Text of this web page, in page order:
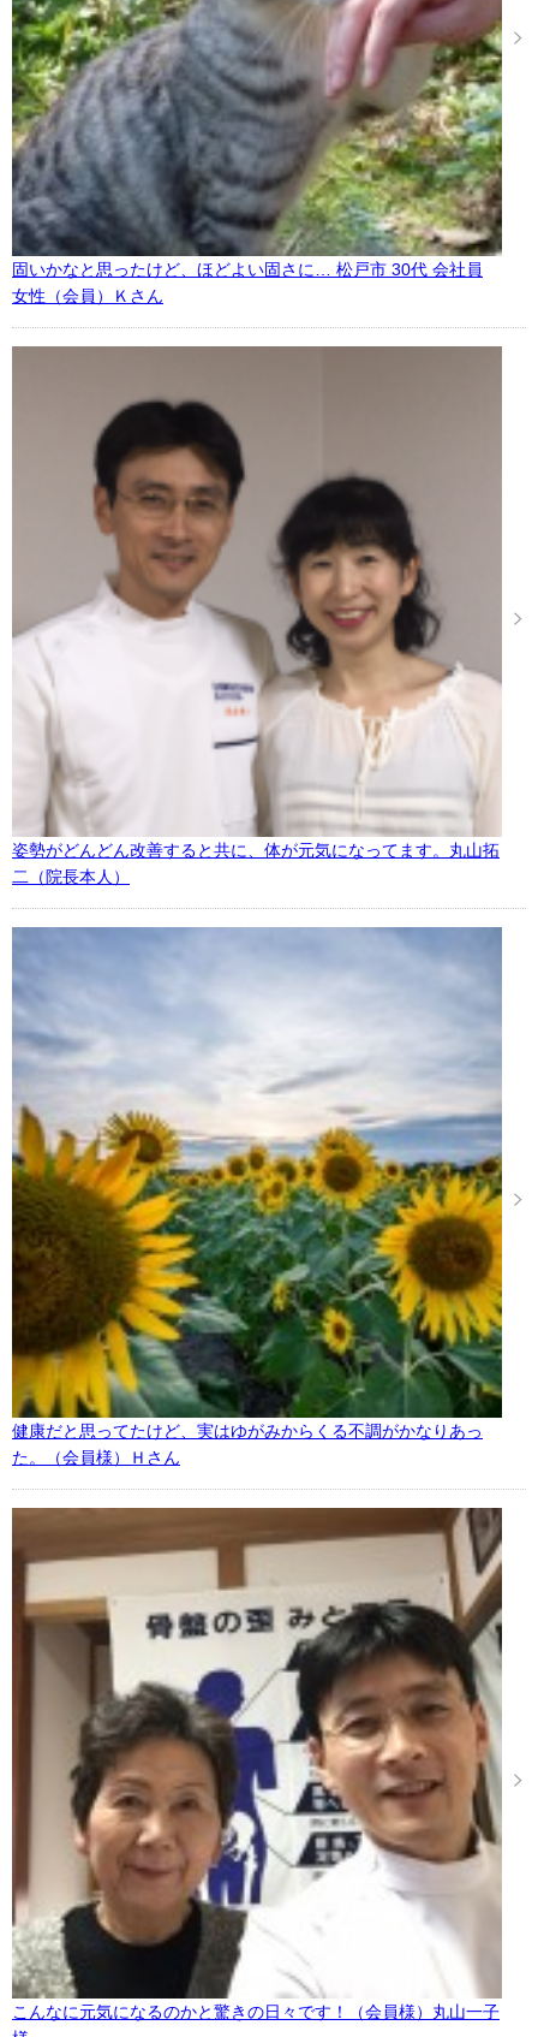
固いかなと思ったけど、ほどよい固さに… 松戸市 30代 会社員
女性（会員）Ｋさん
姿勢がどんどん改善すると共に、体が元気になってます。丸山拓
二（院長本人）
健康だと思ってたけど、実はゆがみからくる不調がかなりあっ
た。（会員様）Ｈさん
こんなに元気になるのかと驚きの日々です！（会員様）丸山一子